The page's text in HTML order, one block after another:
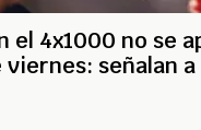
el 4x1000 no se
señalan a